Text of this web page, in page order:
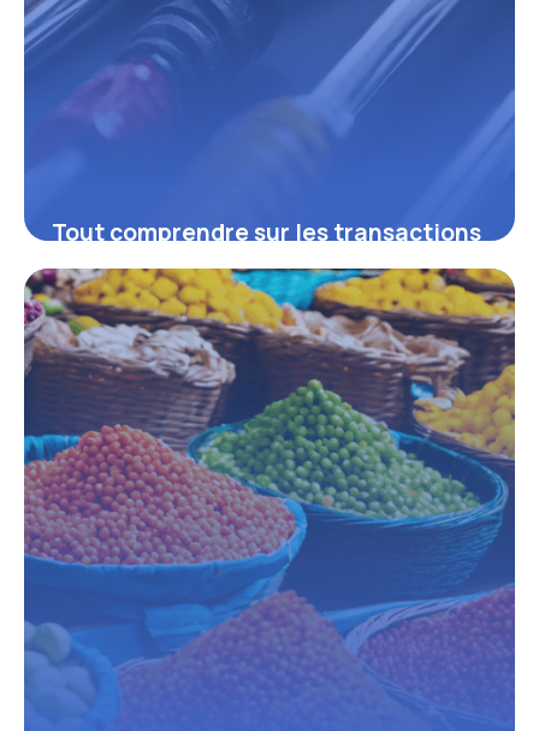
Tout comprendre sur les transactions
SAP : leviers essentiels pour
optimiser vos processus métiers
16 juin 2026